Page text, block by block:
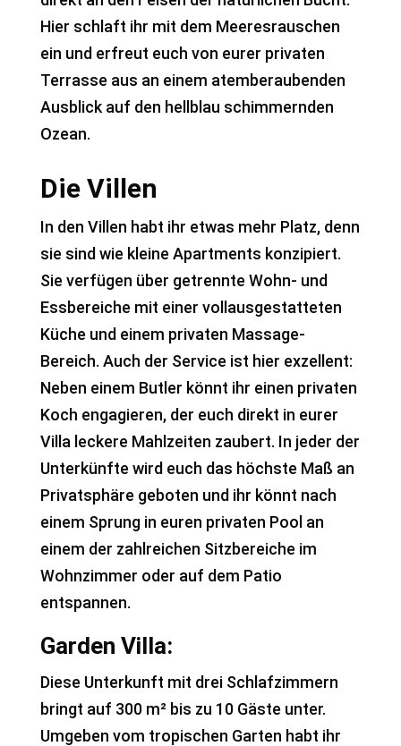
Hier schlaft ihr mit dem Meeresrauschen
ein und erfreut euch von eurer privaten
Terrasse aus an einem atemberaubenden
Ausblick auf den hellblau schimmernden
Ozean.
Die Villen
In den Villen habt ihr etwas mehr Platz, denn
sie sind wie kleine Apartments konzipiert.
Sie verfügen über getrennte Wohn- und
Essbereiche mit einer vollausgestatteten
Küche und einem privaten Massage-
Bereich. Auch der Service ist hier exzellent:
Neben einem Butler könnt ihr einen privaten
Koch engagieren, der euch direkt in eurer
Villa leckere Mahlzeiten zaubert. In jeder der
Unterkünfte wird euch das höchste Maß an
Privatsphäre geboten und ihr könnt nach
einem Sprung in euren privaten Pool an
einem der zahlreichen Sitzbereiche im
Wohnzimmer oder auf dem Patio
entspannen.
Garden Villa:
Diese Unterkunft mit drei Schlafzimmern
bringt auf 300 m² bis zu 10 Gäste unter.
Umgeben vom tropischen Garten habt ihr